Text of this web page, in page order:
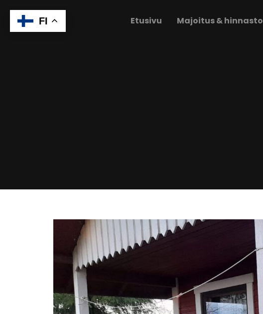
Etusivu Majoitus & hinnasto
FI